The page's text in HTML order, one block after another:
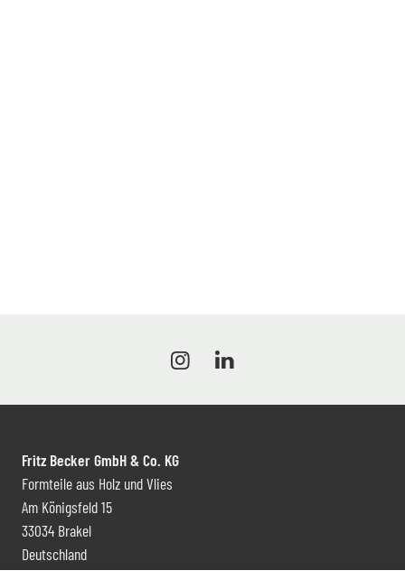
Fritz Becker GmbH & Co. KG
Formteile aus Holz und Vlies
Am Königsfeld 15
33034 Brakel
Deutschland